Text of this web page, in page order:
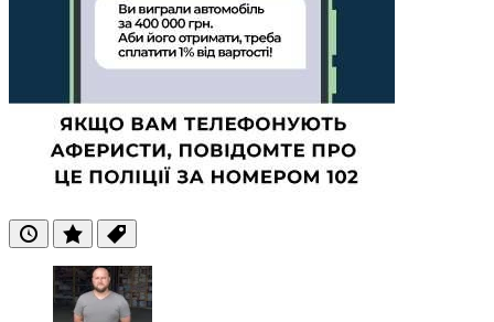
ОстанніПопулярні
Теги